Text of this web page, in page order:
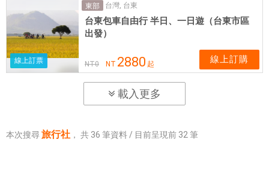
線上訂票
東部 台灣, 台東
台東包車自由行 半日、一日遊（台東市區
出發）
NT0 NT 2880 起 線上訂購
載入更多
本次搜尋 旅行社 ， 共 36 筆資料 / 目前呈現前 32 筆